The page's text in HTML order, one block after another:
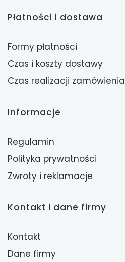
Płatności i dostawa
Formy płatności
Czas i koszty dostawy
Czas realizacji zamówienia
Informacje
Regulamin
Polityka prywatności
Zwroty i reklamacje
Kontakt i dane firmy
Kontakt
Dane firmy